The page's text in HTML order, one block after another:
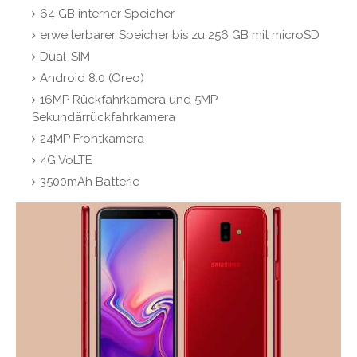
64 GB interner Speicher
erweiterbarer Speicher bis zu 256 GB mit microSD
Dual-SIM
Android 8.0 (Oreo)
16MP Rückfahrkamera und 5MP
Sekundärrückfahrkamera
24MP Frontkamera
4G VoLTE
3500mAh Batterie